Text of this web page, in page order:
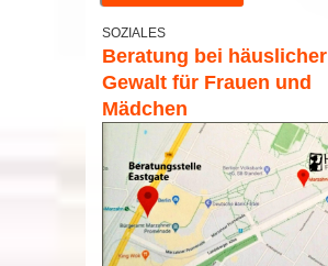
SOZIALES
Beratung bei häuslicher
Gewalt für Frauen und
Mädchen